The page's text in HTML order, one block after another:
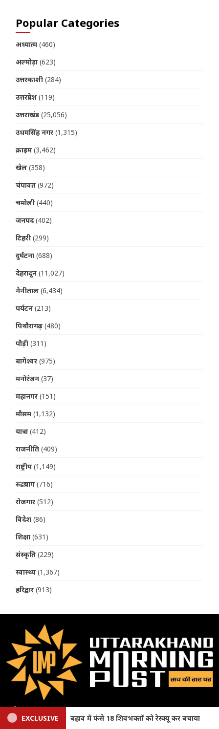
Popular Categories
अध्यात्म (460)
अल्मोड़ा (623)
उत्तरकाशी (284)
उत्तरप्रदेश (119)
उत्तराखंड (25,056)
उधमसिंह नगर (1,315)
क्राइम (3,462)
खेल (358)
चंपावत (972)
चमोली (440)
जनपद (402)
टिहरी (299)
दुर्घटना (688)
देहरादून (11,027)
नैनीताल (6,434)
पर्यटन (213)
पिथौरागढ़ (480)
पौड़ी (311)
बागेश्वर (975)
मनोरंजन (37)
महानगर (151)
मौसम (1,132)
यात्रा (412)
राजनीति (409)
राष्ट्रीय (1,149)
रुद्रप्रयाग (716)
रोजगार (512)
विदेश (86)
शिक्षा (631)
संस्कृति (229)
स्वास्थ्य (1,367)
हरिद्वार (913)
About
EXCLUSIVEUttarakhand Weather Update: अगले दो दिन ऑरेंज